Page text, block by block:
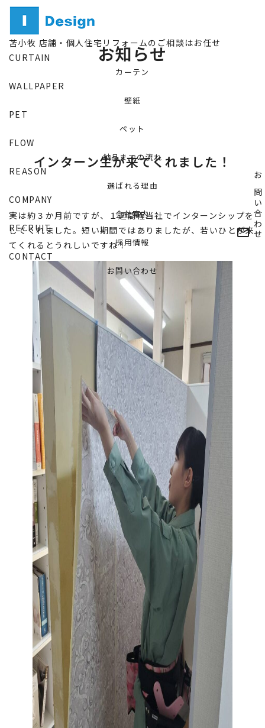
苫小牧 店舗・個人住宅リフォームのご相談はお任せ
CURTAIN
カーテン
WALLPAPER
壁紙
PET
ペット
FLOW
納品までの流れ
REASON
選ばれる理由
COMPANY
会社案内
RECRUIT
採用情報
CONTACT
お問い合わせ
NEWS
お知らせ
インターン生が来てくれました！
実は約３か月前ですが、１週間程当社でインターンシップを
してくれました。短い期間ではありましたが、若いひとが来
てくれるとうれしいですね！
mail_outlineお問い合わせ